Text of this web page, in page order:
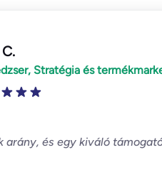
Stratégia és
arány, és egy kiváló